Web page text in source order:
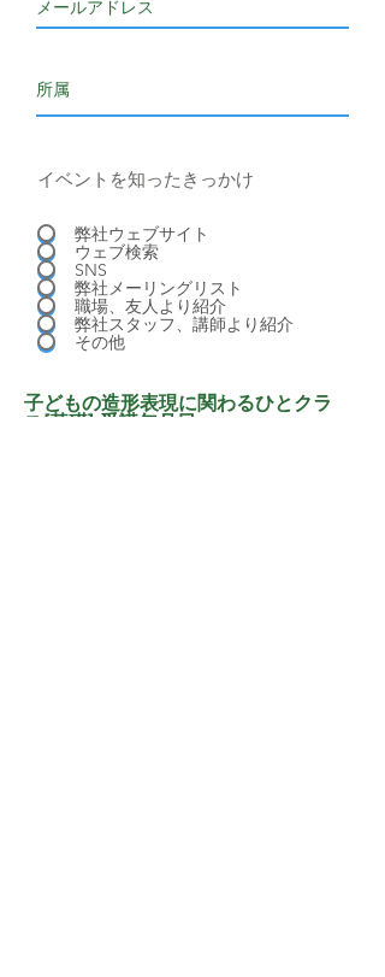
イベントを知ったきっかけ
弊社ウェブサイト
ウェブ検索
SNS
弊社メーリングリスト
職場、友人より紹介
弊社スタッフ、講師より紹介
その他
子どもの造形表現に関わるひとクラ
ス[基礎] 受講年月日